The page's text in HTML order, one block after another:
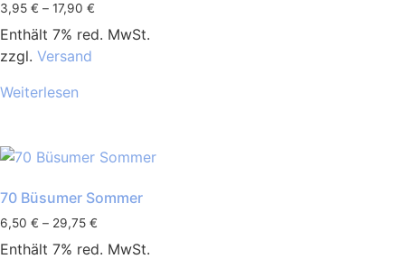
3,95 € – 17,90 €
Enthält 7% red. MwSt.
zzgl. Versand
Weiterlesen
70 Büsumer Sommer
6,50 € – 29,75 €
Enthält 7% red. MwSt.